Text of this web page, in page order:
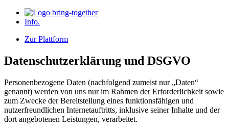
Info.
Zur Plattform
Datenschutzerklärung und DSGVO
Personenbezogene Daten (nachfolgend zumeist nur „Daten“
genannt) werden von uns nur im Rahmen der Erforderlichkeit sowie
zum Zwecke der Bereitstellung eines funktionsfähigen und
nutzerfreundlichen Internetauftritts, inklusive seiner Inhalte und der
dort angebotenen Leistungen, verarbeitet.